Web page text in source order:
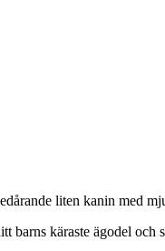
liten kanin med
barns käraste ägodel och